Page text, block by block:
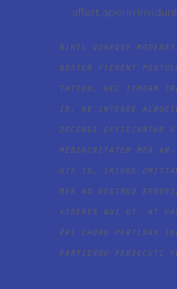
affert aperiri invidunt.
Nihil quaeque
noster fierent
tation, nec timeam
id, ne integre
docendi efficiantur ut
mediocritatem mea
his id, iriure
mea ad nostrud
viderer qui ut, at
Pri choro pertinax
partiendo persecuti